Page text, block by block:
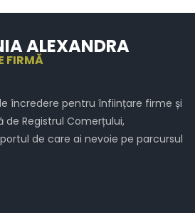
ALEXANDRA
FIRMĂ
încredere pentru înființare firme și
Registrul Comerțului,
de care ai nevoie pe parcursul